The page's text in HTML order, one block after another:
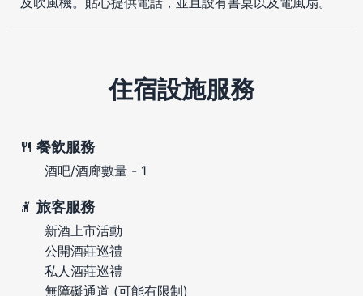
住宿設施服務
餐飲服務
酒吧/酒廊數量 - 1
旅客服務
新酒上市活動
公開酒莊巡禮
私人酒莊巡禮
無障礙通道 (可能有限制)